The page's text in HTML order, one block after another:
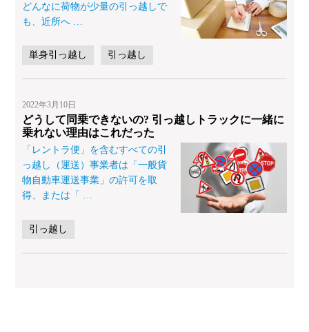
どんなに荷物が少量の引っ越しで
も、近所へ
単身引っ越し 引っ越し
2022年3月10日
どうして同乗できないの? 引っ越しトラックに一緒に
乗れない理由はこれだった
「レントラ便」を含むすべての引
っ越し（運送）事業者は「一般貨
物自動車運送事業」の許可を取
得、または「
引っ越し